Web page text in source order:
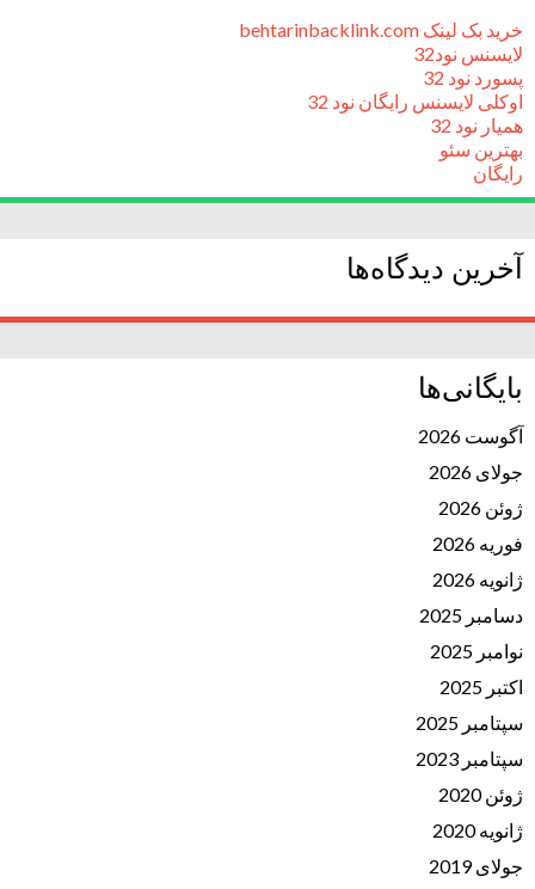
خرید بک لینک behtarinbacklink.com
لایسنس نود32
پسورد نود 32
اوکلی لایسنس رایگان نود 32
همیار نود 32
بهترین سئو
رایگان
آخرین دیدگاه‌ها
بایگانی‌ها
آگوست 2026
جولای 2026
ژوئن 2026
فوریه 2026
ژانویه 2026
دسامبر 2025
نوامبر 2025
اکتبر 2025
سپتامبر 2025
سپتامبر 2023
ژوئن 2020
ژانویه 2020
جولای 2019